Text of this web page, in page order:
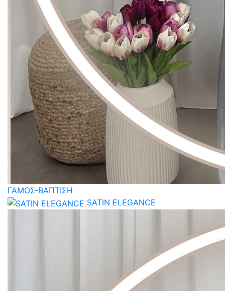
ΓΑΜΟΣ-ΒΑΠΤΙΣΗ
SATIN ELEGANCE